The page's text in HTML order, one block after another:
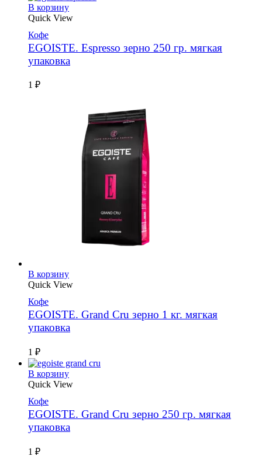
В корзину
Quick View
Кофе
EGOISTE. Espresso зерно 250 гр. мягкая
упаковка
1 ₽
В корзину
Quick View
Кофе
EGOISTE. Grand Cru зерно 1 кг. мягкая
упаковка
1 ₽
В корзину
Quick View
Кофе
EGOISTE. Grand Cru зерно 250 гр. мягкая
упаковка
1 ₽